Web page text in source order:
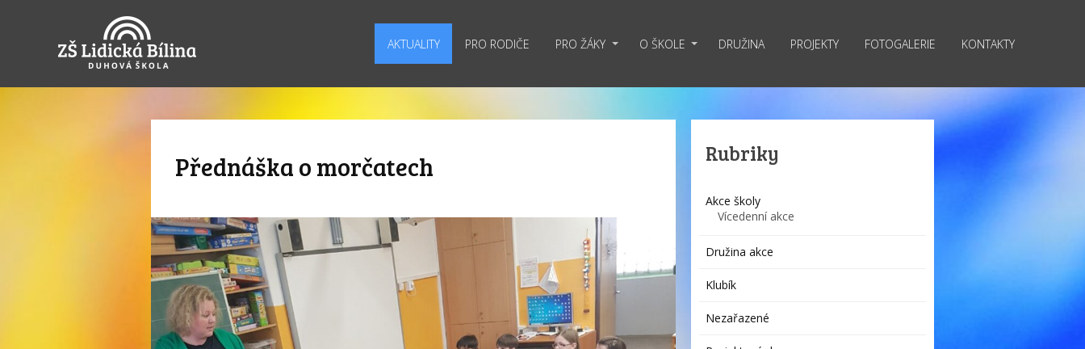
AKTUALITY PRO RODIČE PRO ŽÁKY O ŠKOLE DRUŽINA PROJEKTY FOTOGALERIE KONTAKTY
Přednáška o morčatech Rubriky
Akce školy
Vícedenní akce
Družina akce
Klubík
Nezařazené